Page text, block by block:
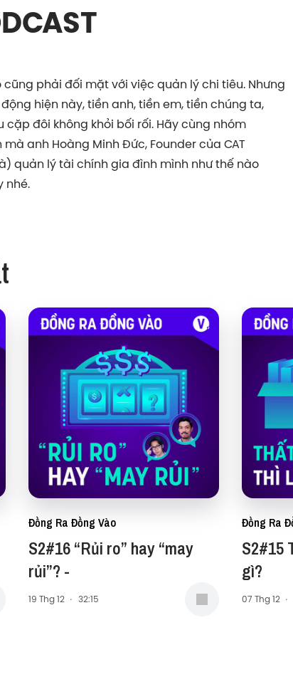
phải đối mặt với việc quản lý chi tiêu. Nhưng
hiện này, tiền anh, tiền em, tiền chúng ta,
đôi không khỏi bối rối. Hãy cùng nhóm
anh Hoàng Minh Đức, Founder của CAT
quản lý tài chính gia đình mình như thế nào
nhé.
Đồng Ra Đồng Vào
S2#16 “Rủi ro” hay “may
rủi”? -
19 Thg 12 · 32:15
Đồng Ra
S2#15
gì?
07 Thg 12 ·